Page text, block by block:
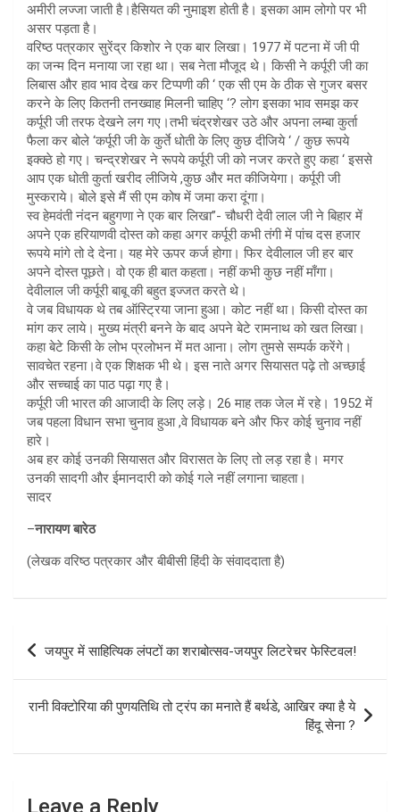
अमीरी लज्जा जाती है।हैसियत की नुमाइश होती है। इसका आम लोगो पर भी
असर पड़ता है।
वरिष्ठ पत्रकार सुरेंद्र किशोर ने एक बार लिखा। 1977 में पटना में जी पी
का जन्म दिन मनाया जा रहा था। सब नेता मौजूद थे। किसी ने कर्पूरी जी का
लिबास और हाव भाव देख कर टिप्पणी की ‘ एक सी एम के ठीक से गुजर बसर
करने के लिए कितनी तनख्वाह मिलनी चाहिए ‘? लोग इसका भाव समझ कर
कर्पूरी जी तरफ देखने लग गए।तभी चंद्रशेखर उठे और अपना लम्बा कुर्ता
फैला कर बोले ‘कर्पूरी जी के कुर्ते धोती के लिए कुछ दीजिये ‘ / कुछ रूपये
इक्क्ठे हो गए। चन्द्रशेखर ने रूपये कर्पूरी जी को नजर करते हुए कहा ‘ इससे
आप एक धोती कुर्ता खरीद लीजिये ,कुछ और मत कीजियेगा। कर्पूरी जी
मुस्कराये। बोले इसे मैं सी एम कोष में जमा करा दूंगा।
स्व हेमवंती नंदन बहुगणा ने एक बार लिखा”- चौधरी देवी लाल जी ने बिहार में
अपने एक हरियाणवी दोस्त को कहा अगर कर्पूरी कभी तंगी में पांच दस हजार
रूपये मांगे तो दे देना। यह मेरे ऊपर कर्ज होगा। फिर देवीलाल जी हर बार
अपने दोस्त पूछते। वो एक ही बात कहता। नहीं कभी कुछ नहीं माँगा।
देवीलाल जी कर्पूरी बाबू की बहुत इज्जत करते थे।
वे जब विधायक थे तब ऑस्ट्रिया जाना हुआ। कोट नहीं था। किसी दोस्त का
मांग कर लाये। मुख्य मंत्री बनने के बाद अपने बेटे रामनाथ को खत लिखा।
कहा बेटे किसी के लोभ प्रलोभन में मत आना। लोग तुमसे सम्पर्क करेंगे।
सावचेत रहना।वे एक शिक्षक भी थे। इस नाते अगर सियासत पढ़े तो अच्छाई
और सच्चाई का पाठ पढ़ा गए है।
कर्पूरी जी भारत की आजादी के लिए लड़े। 26 माह तक जेल में रहे। 1952 में
जब पहला विधान सभा चुनाव हुआ ,वे विधायक बने और फिर कोई चुनाव नहीं
हारे।
अब हर कोई उनकी सियासत और विरासत के लिए तो लड़ रहा है। मगर
उनकी सादगी और ईमानदारी को कोई गले नहीं लगाना चाहता।
सादर
–नारायण बारेठ
(लेखक वरिष्ठ पत्रकार और बीबीसी हिंदी के संवाददाता है)
Post
navigation
जयपुर में साहित्यिक लंपटों का शराबोत्सव-जयपुर लिटरेचर फेस्टिवल!
रानी विक्टोरिया की पुणयतिथि तो ट्रंप का मनाते हैं बर्थडे, आखिर क्या है ये
हिंदू सेना ?
Leave a Reply